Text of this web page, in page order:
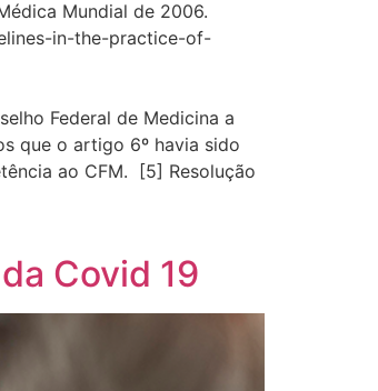
Mundial de 2006.
in-the-practice-of-
Federal de Medicina a
que o artigo 6º havia sido
ao CFM. [5] Resolução
Covid 19